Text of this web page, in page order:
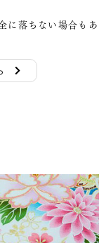
に落ちない場合もあ
ら